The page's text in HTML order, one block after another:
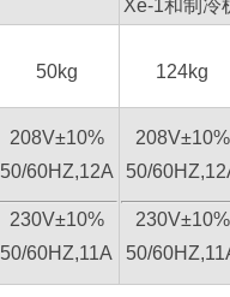
Xe-1和制冷
50kg 124kg
208V±10%
50/60HZ,12A
230V±10%
50/60HZ,11A
208V±10%
50/
230V±10%
50/